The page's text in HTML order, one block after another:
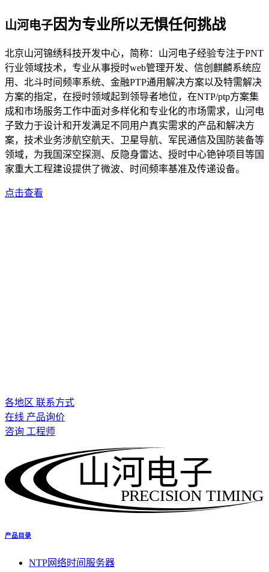
山河电子因为专业所以无惧任何挑战
北京山河锦绣科技开发中心，简称：山河电子经验专注于PNT
行业领域技术，专业从事授时web管理开发、信创麒麟系统应
用、北斗时间频率系统、金融PTP通用解决方案以及特需解决
方案的指定，在授时领域起到领导者地位，在NTP/ptp方案集
成和市场服务工作中面对多样化和专业化的市场需求，山河电
子致力于设计和开发满足不同用户真实需求的产品和解决方
案，技术业务涉航空航天、卫星导航、军民通信及国防装备等
领域，为我国深空探测、反隐身雷达、授时中心铯钟项目等国
家重大工程建设提供了微波、时间频率基准及传递设备。
点击查看
各地区 联系方式
在线 产品询价
咨询 工程师
PRECISION TIMING
山河电子
产品目录
NTP网络时间服务器